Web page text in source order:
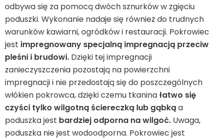
Kolekcja
Markowane marki
Korzyści klubu
O nas
Kontakt
odbywa się za pomocą dwóch sznurków w zgięciu
poduszki. Wykonanie nadaje się również do trudnych
warunków kawiarni, ogródków i restauracji. Pokrowiec
jest impregnowany specjalną impregnacją przeciw
pleśni i brudowi. Dzięki tej impregnacji
zanieczyszczenia pozostają na powierzchni
impregnacji i nie przedostają się do poszczególnych
włókien pokrowca, dzięki czemu tkanina łatwo się
czyści tylko wilgotną ściereczką lub gąbkąa
poduszka jest bardziej odporna na wilgoć. Uwaga,
poduszka nie jest wodoodporna. Pokrowiec jest